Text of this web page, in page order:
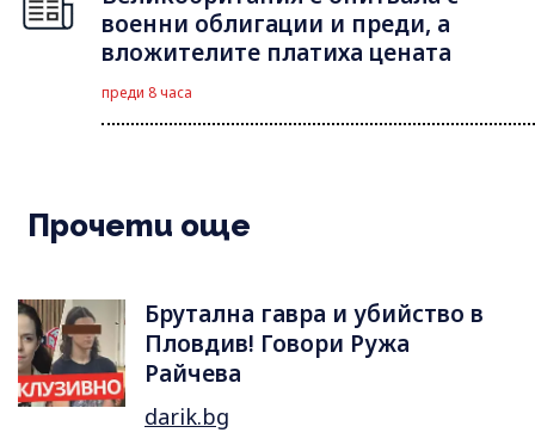
военни облигации и преди, а
вложителите платиха цената
преди 8 часа
Прочети още
Брутална гавра и убийство в
Пловдив! Говори Ружа
Райчева
darik.bg